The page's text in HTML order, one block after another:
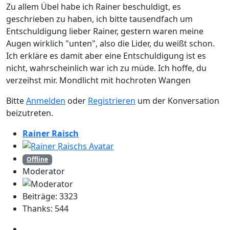
Zu allem Übel habe ich Rainer beschuldigt, es
geschrieben zu haben, ich bitte tausendfach um
Entschuldigung lieber Rainer, gestern waren meine
Augen wirklich "unten", also die Lider, du weißt schon.
Ich erkläre es damit aber eine Entschuldigung ist es
nicht, wahrscheinlich war ich zu müde. Ich hoffe, du
verzeihst mir. Mondlicht mit hochroten Wangen
BitteAnmelden oder Registrieren um der Konversation
beizutreten.
Rainer Raisch
Offline
Moderator
Beiträge: 3323
Thanks: 544